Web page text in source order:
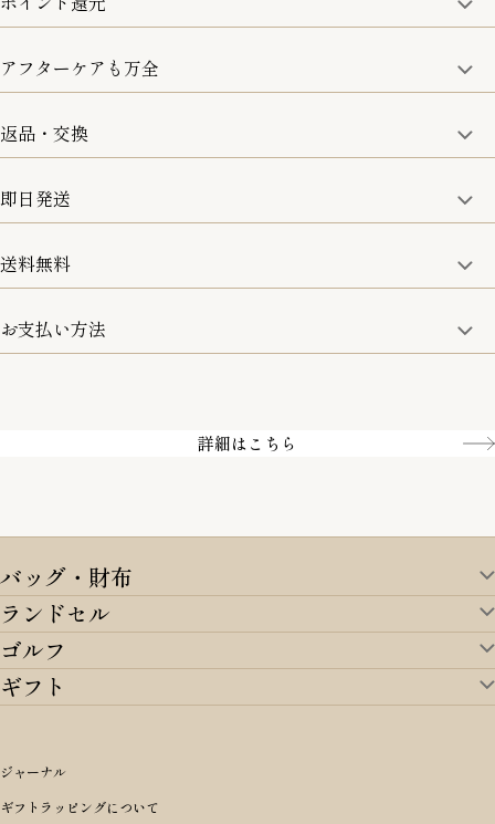
商品金額の10%をポイント還元いたします。
アフターケアも万全
取り扱い商品はすべて正規品となります。
修理などのご相談に関しましては、責任を持って対応させてい
ただきます。
返品・交換
8日以内なら、返品・交換も可能です。
即日発送
15:00までのご注文は即日発送
お取寄せ商品を除く
送料無料
5,500円(税込)以上で全国送料無料となります。
お支払い方法
詳細はこちら
バッグ・財布
バッグ・財布TOP
すべてを見る
アイテムから選ぶ
リュックサック・デイパック・バックパック
ショルダーバッグ
m＋ エムピウ
PORTER 吉田カバン ポーター
ランドセル
ランドセルTOP
すべてを見る
オリジナルランドセル
女の子ランドセル
価格から選ぶ
〜49,999円
ゴルフ
ゴルフTOP
アイテムから選ぶ
キャディバッグ
ブランドから選ぶ
ギフト
シーンから探す
誕生日
性別・年齢から探す
ジャーナル
ギフトラッピングについて